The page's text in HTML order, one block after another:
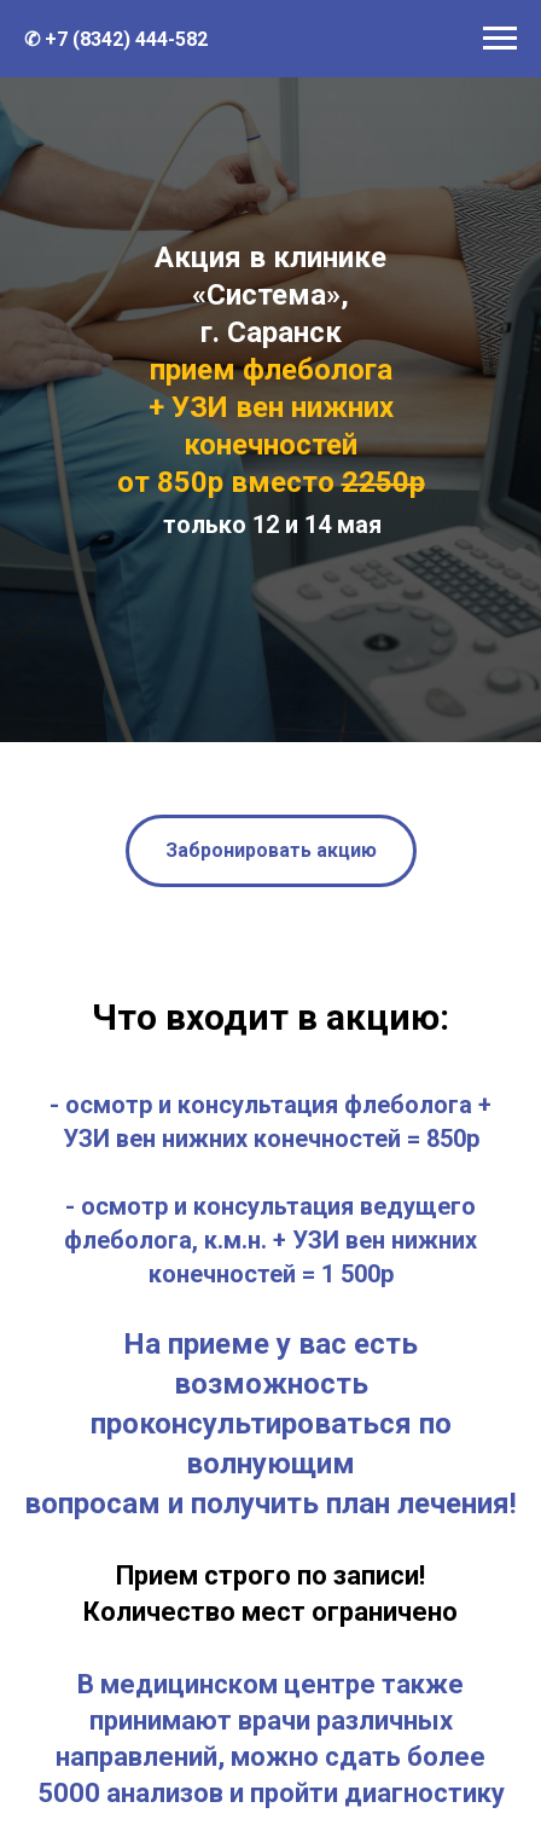
✆ +7 (8342) 444-582
только 12 и 14 мая
Акция в клинике
«Система»,
г. Саранск
прием флеболога
+ УЗИ вен нижних
конечностей
от 850р вместо2250р
Забронировать акцию
Что входит в акцию:
- осмотр и консультация флеболога +
УЗИ вен нижних конечностей = 850р
- осмотр и консультация ведущего
флеболога, к.м.н. + УЗИ вен нижних
конечностей = 1 500р
На приеме у вас есть
возможность
проконсультироваться по
волнующим
вопросам и получить план лечения!
Прием строго по записи!
Количество мест ограничено
В медицинском центре также
принимают врачи различных
направлений, можно сдать более
5000 анализов и пройти диагностику